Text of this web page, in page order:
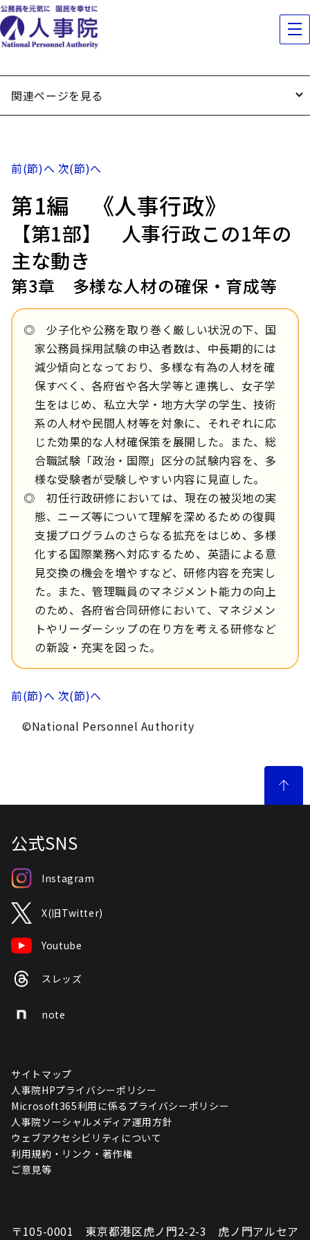
関連ページを見る
前(節)へ 次(節)へ
第1編 《人事行政》
【第1部】 人事行政この1年の
主な動き
第3章 多様な人材の確保・育成等
◎ 少子化や公務を取り巻く厳しい状況の下、国
家公務員採用試験の申込者数は、中長期的には
減少傾向となっており、多様な有為の人材を確
保すべく、各府省や各大学等と連携し、女子学
生をはじめ、私立大学・地方大学の学生、技術
系の人材や民間人材等を対象に、それぞれに応
じた効果的な人材確保策を展開した。また、総
合職試験「政治・国際」区分の試験内容を、多
様な受験者が受験しやすい内容に見直した。
◎ 初任行政研修においては、現在の被災地の実
態、ニーズ等について理解を深めるための復興
支援プログラムのさらなる拡充をはじめ、多様
化する国際業務へ対応するため、英語による意
見交換の機会を増やすなど、研修内容を充実し
た。また、管理職員のマネジメント能力の向上
のため、各府省合同研修において、マネジメン
トやリーダーシップの在り方を考える研修など
の新設・充実を図った。
前(節)へ 次(節)へ
©National Personnel Authority
公式SNS
Instagram
X(旧Twitter)
Youtube
スレッズ
note
サイトマップ
人事院HPプライバシーポリシー
Microsoft365利用に係るプライバシーポリシー
人事院ソーシャルメディア運用方針
ウェブアクセシビリティについて
利用規約・リンク・著作権
ご意見等
〒105-0001 東京都港区虎ノ門2-2-3 虎ノ門アルセア